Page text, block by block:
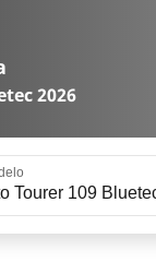
2026
Tourer 109